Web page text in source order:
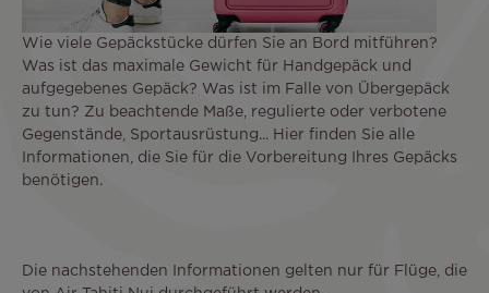
Wie viele Gepäckstücke dürfen Sie an Bord mitführen?
Was ist das maximale Gewicht für Handgepäck und
aufgegebenes Gepäck? Was ist im Falle von Übergepäck
zu tun? Zu beachtende Maße, regulierte oder verbotene
Gegenstände, Sportausrüstung... Hier finden Sie alle
Informationen, die Sie für die Vorbereitung Ihres Gepäcks
benötigen.
Die nachstehenden Informationen gelten nur für Flüge, die